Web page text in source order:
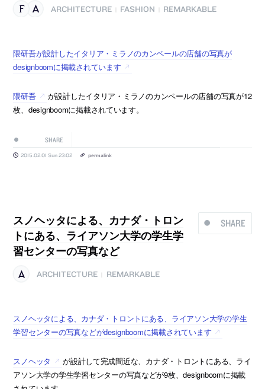
ARCHITECTURE FASHION REMARKABLE
隈研吾が設計したイタリア・ミラノのカンペールの店舗の写真が
designboomに掲載されています
隈研吾
が設計したイタリア・ミラノのカンペールの店舗の写真が12
枚、designboomに掲載されています。
SHARE
2015.02.01 Sun 23:02 permalink
SHARE
スノヘッタによる、カナダ・トロン
トにある、ライアソン大学の学生学
習センターの写真など
ARCHITECTURE REMARKABLE
スノヘッタによる、カナダ・トロントにある、ライアソン大学の学生
学習センターの写真などがdesignboomに掲載されています
スノヘッタ
が設計して完成間近な、カナダ・トロントにある、ライ
アソン大学の学生学習センターの写真などが9枚、designboomに掲載